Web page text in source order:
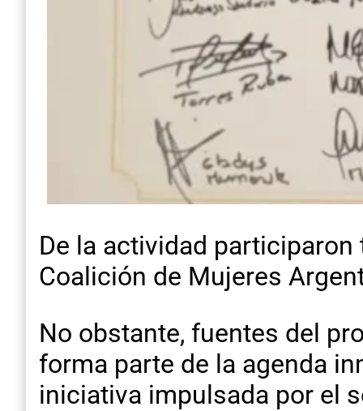
De la actividad participaron
Coalición de Mujeres
No obstante, fuentes del
forma parte de la agenda
iniciativa impulsada por el